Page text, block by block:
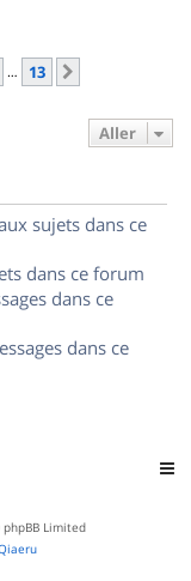
… 13
Aller
sujets dans ce
dans ce forum
dans ce
dans ce
Limited